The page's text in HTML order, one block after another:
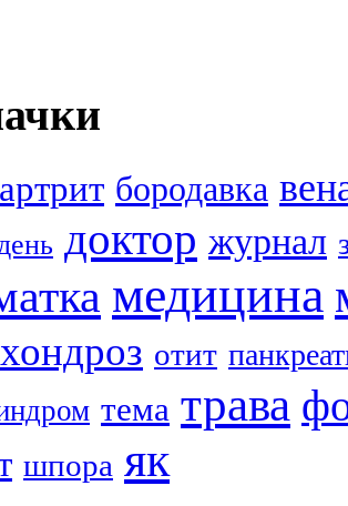
артрит бородавка
доктор журнал
медицина
отит
тема трава
шпора як